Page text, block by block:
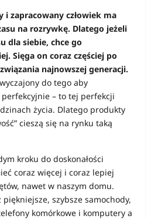
i zapracowany człowiek ma
na rozrywkę. Dlatego jeżeli
dla siebie, chce go
Sięga on coraz częściej po
najnowszej generacji.
do tego aby
– to tej perfekcji
życia. Dlatego produkty
cieszą się na rynku taką
kroku do doskonałości
coraz więcej i coraz lepiej
nawet w naszym domu.
szybsze samochody,
komórkowe i komputery a